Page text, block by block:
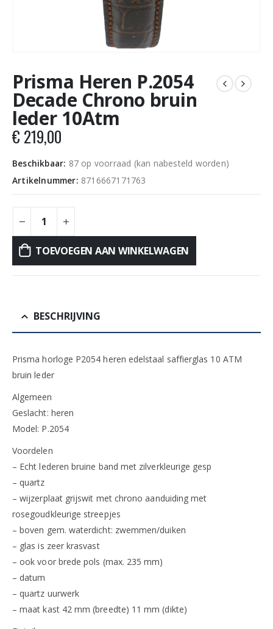
Prisma Heren P.2054
Decade Chrono bruin
leder 10Atm
€ 219,00
Beschikbaar: 87 op voorraad (kan nabesteld worden)
Artikelnummer: 8716667171763
TOEVOEGEN AAN WINKELWAGEN
BESCHRIJVING
Prisma horloge P2054 heren edelstaal saffierglas 10 ATM
bruin leder
Algemeen
Geslacht: heren
Model: P.2054
Voordelen
– Echt lederen bruine band met zilverkleurige gesp
– quartz
– wijzerplaat grijswit met chrono aanduiding met
rosegoudkleurige streepjes
– boven gem. waterdicht: zwemmen/duiken
– glas is zeer krasvast
– ook voor brede pols (max. 235 mm)
– datum
– quartz uurwerk
– maat kast 42 mm (breedte) 11 mm (dikte)